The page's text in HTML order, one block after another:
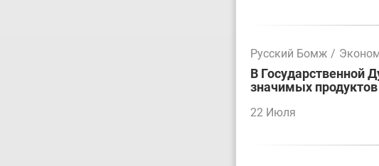
Русский Бомж /
В Государственной
значимых продуктов
22 Июля